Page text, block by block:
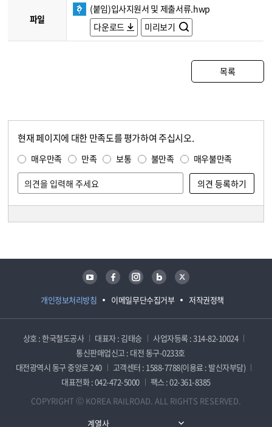
파일
(붙임)입사지원서 및 제출서류.hwp
다운로드
미리보기
목록
현재 페이지에 대한 만족도를 평가하여 주십시오.
매우만족 만족 보통 불만족 매우불만족
개인정보처리방침 이메일무단수집거부 저작권정책
유튜브 페이스북 인스타그램 블로그 트위터
상호 : 한국철도공사 대표자 : 김태승
사업자등록 : 314-82-10024
통신판매업신고 : 대전 동구-0233호
대전광역시 동구 중앙로 240
고객센터 : 1588-7788(이용료 : 발신자부담)
대표전화 : 042-472-5000
팩스 : 02-361-8385
COPYRIGHT ⓒ KOREA RAILROAD. ALL RIGHTS RESERVED.
계열사